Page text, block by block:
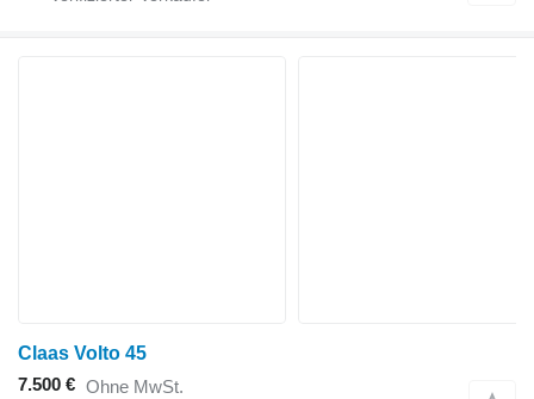
Claas Volto 45
7.500 € Ohne MwSt.